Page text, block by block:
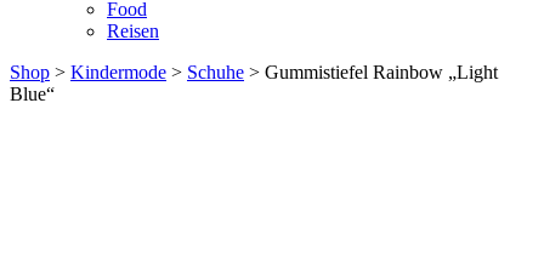
Food
Reisen
Shop > Kindermode > Schuhe > Gummistiefel Rainbow „Light
Blue“